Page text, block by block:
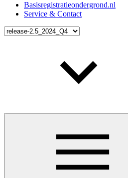
Basisregistratieondergrond.nl
Service & Contact